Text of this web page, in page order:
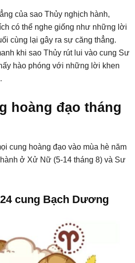
của sao Thủy nghịch hành,
có thể nghe giống như những lời
cùng lại gây ra sự căng thẳng.
khi sao Thủy rút lui vào cung Sư
hào phóng với những lời khen
hoàng đạo tháng
cung hoàng đạo vào mùa hè năm
ở Xử Nữ (5-14 tháng 8) và Sư
cung Bạch Dương